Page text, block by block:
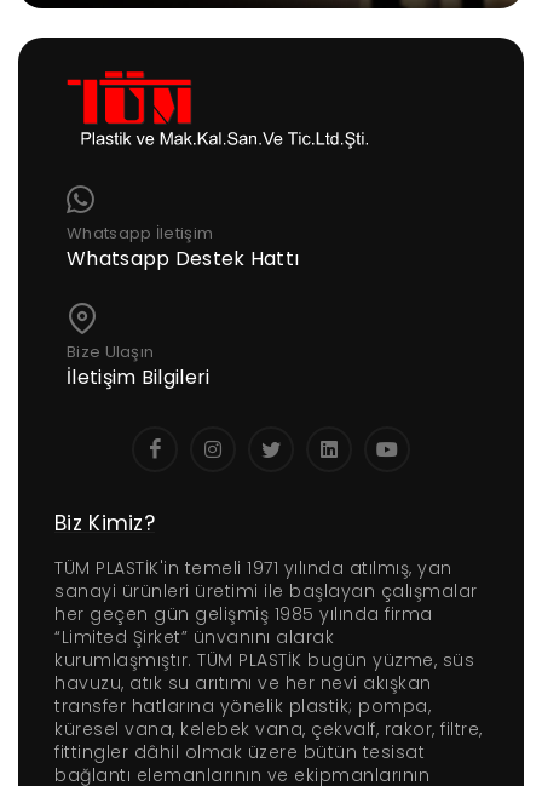
Whatsapp İletişim
Whatsapp Destek Hattı
Bize Ulaşın
İletişim Bilgileri
Biz Kimiz?
TÜM PLASTİK'in temeli 1971 yılında atılmış, yan
sanayi ürünleri üretimi ile başlayan çalışmalar
her geçen gün gelişmiş 1985 yılında firma
“Limited Şirket” ünvanını alarak
kurumlaşmıştır. TÜM PLASTİK bugün yüzme, süs
havuzu, atık su arıtımı ve her nevi akışkan
transfer hatlarına yönelik plastik; pompa,
küresel vana, kelebek vana, çekvalf, rakor, filtre,
fittingler dâhil olmak üzere bütün tesisat
bağlantı elemanlarının ve ekipmanlarının